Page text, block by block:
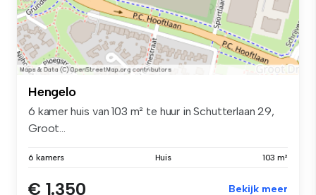
Hengelo
6 kamer huis van 103 m² te huur in Schutterlaan 29,
Groot...
6 kamers Huis 103 m²
€ 1.350 Bekijk meer